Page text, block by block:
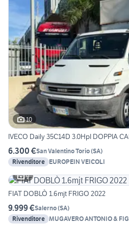
10
IVECO Daily 35C14D 3.0HpI DOPPIA
6.300 €San Valentino Torio(SA)
Rivenditore EUROPEIN VEICOLI
9
FIAT DOBLÒ 1.6mjt FRIGO 2022
9.999 €Salerno(SA)
Rivenditore MUGAVERO ANTONIO &